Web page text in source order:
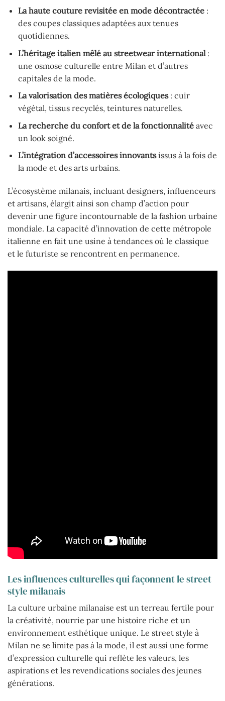
La haute couture revisitée en mode décontractée:
des coupes classiques adaptées aux tenues
quotidiennes.
L’héritage italien mêlé au streetwear international:
une osmose culturelle entre Milan et d’autres
capitales de la mode.
La valorisation des matières écologiques: cuir
végétal, tissus recyclés, teintures naturelles.
La recherche du confort et de la fonctionnalitéavec
un look soigné.
L’intégration d’accessoires innovantsissus à la fois de
la mode et des arts urbains.
L’écosystème milanais, incluant designers, influenceurs
et artisans, élargit ainsi son champ d’action pour
devenir une figure incontournable de la fashion urbaine
mondiale. La capacité d’innovation de cette métropole
italienne en fait une usine à tendances où le classique
et le futuriste se rencontrent en permanence.
Les influences culturelles qui façonnent le street
style milanais
La culture urbaine milanaise est un terreau fertile pour
la créativité, nourrie par une histoire riche et un
environnement esthétique unique. Le street style à
Milan ne se limite pas à la mode, il est aussi une forme
d’expression culturelle qui reflète les valeurs, les
aspirations et les revendications sociales des jeunes
générations.